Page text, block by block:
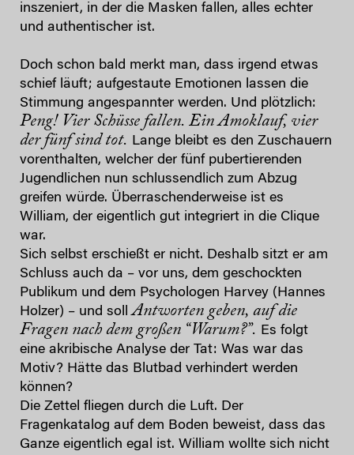
inszeniert, in der die Masken fallen, alles echter
und authentischer ist.
Doch schon bald merkt man, dass irgend etwas
schief läuft; aufgestaute Emotionen lassen die
Stimmung angespannter werden. Und plötzlich:
Peng! Vier Schüsse fallen. Ein Amoklauf, vier
der fünf sind tot. Lange bleibt es den Zuschauern
vorenthalten, welcher der fünf pubertierenden
Jugendlichen nun schlussendlich zum Abzug
greifen würde. Überraschenderweise ist es
William, der eigentlich gut integriert in die Clique
war.
Sich selbst erschießt er nicht. Deshalb sitzt er am
Schluss auch da – vor uns, dem geschockten
Publikum und dem Psychologen Harvey (Hannes
Holzer) – und sollAntworten geben, auf die
Fragen nach dem großen “Warum?”. Es folgt
eine akribische Analyse der Tat: Was war das
Motiv? Hätte das Blutbad verhindert werden
können?
Die Zettel fliegen durch die Luft. Der
Fragenkatalog auf dem Boden beweist, dass das
Ganze eigentlich egal ist. William wollte sich nicht